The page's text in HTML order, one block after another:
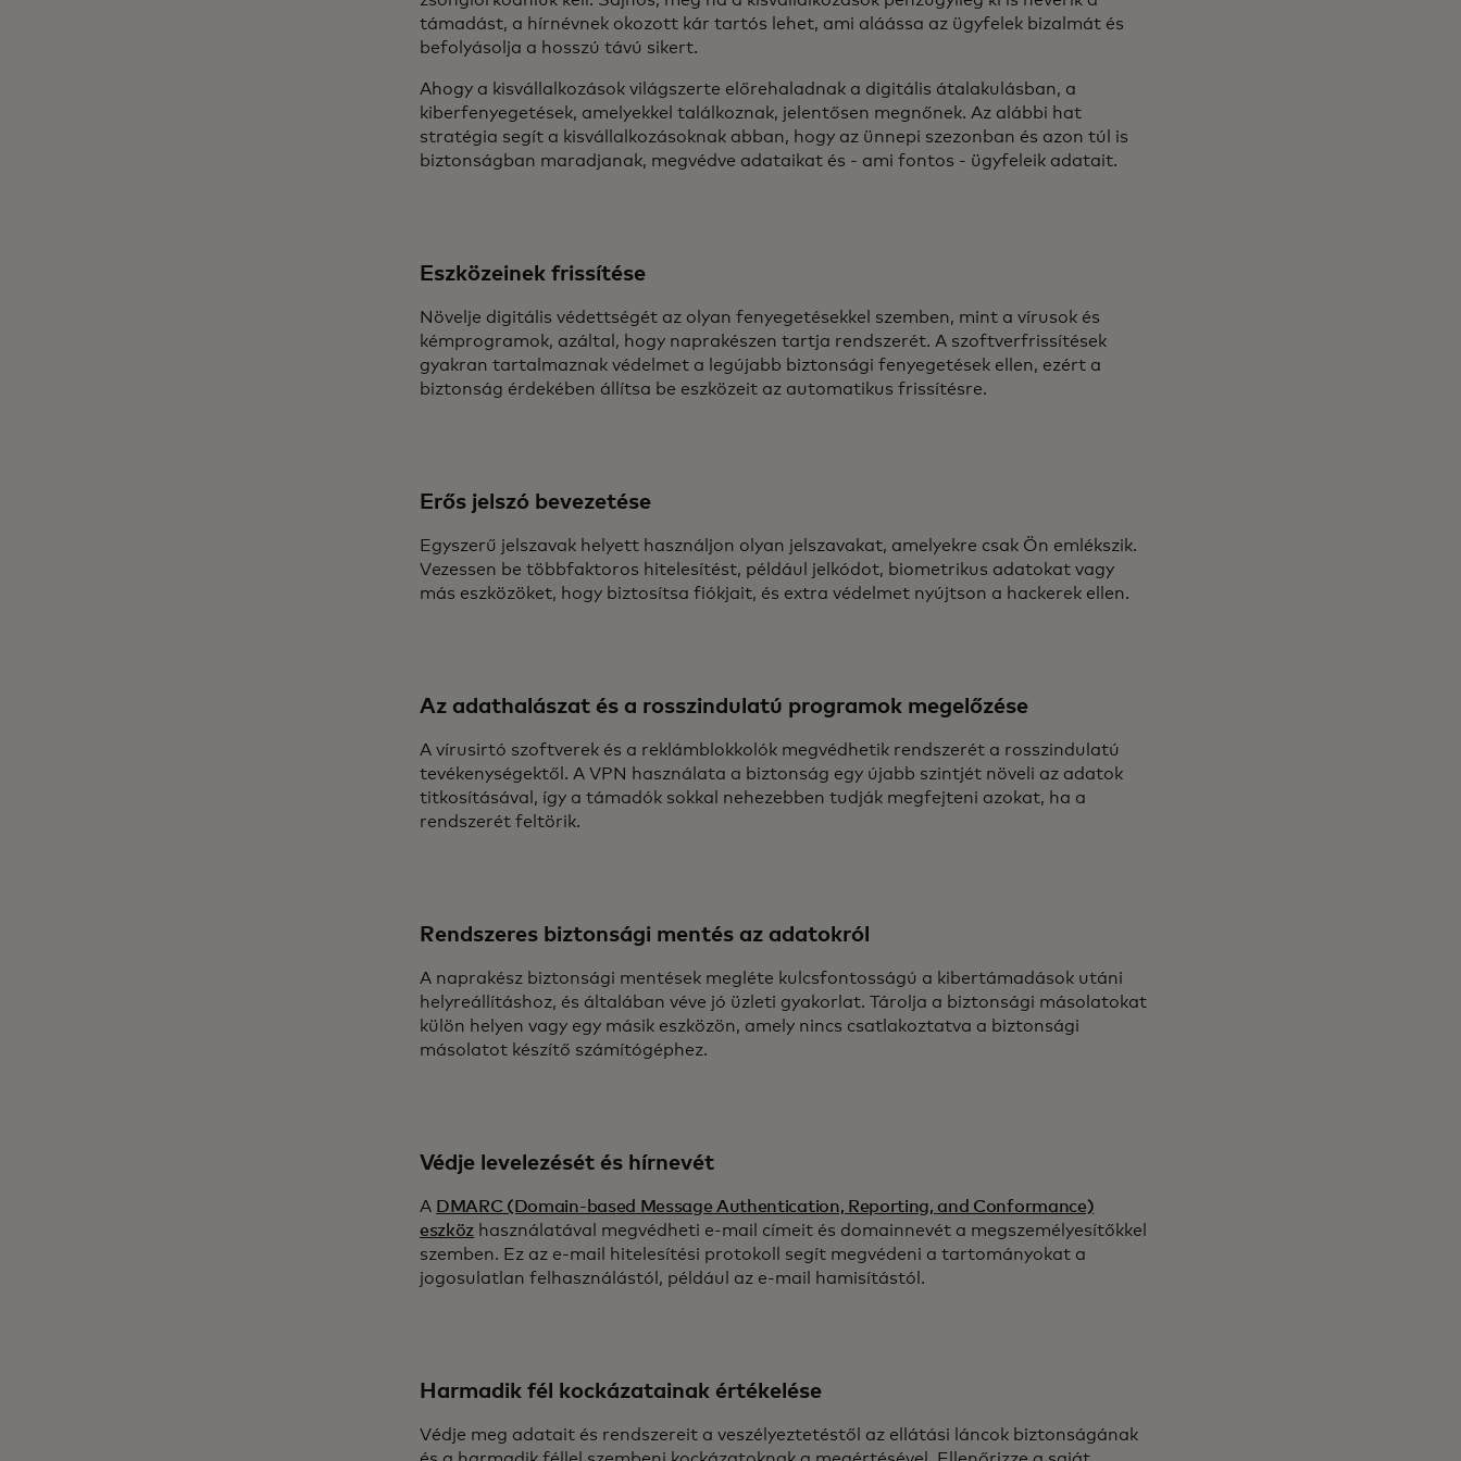
támadást, a hírnévnek okozott kár tartós lehet, ami aláássa az ügyfelek bizalmát és
befolyásolja a hosszú távú sikert.
Ahogy a kisvállalkozások világszerte előrehaladnak a digitális átalakulásban, a
kiberfenyegetések, amelyekkel találkoznak, jelentősen megnőnek. Az alábbi hat
stratégia segít a kisvállalkozásoknak abban, hogy az ünnepi szezonban és azon túl is
biztonságban maradjanak, megvédve adataikat és - ami fontos - ügyfeleik adatait.
Eszközeinek frissítése
Növelje digitális védettségét az olyan fenyegetésekkel szemben, mint a vírusok és
kémprogramok, azáltal, hogy naprakészen tartja rendszerét. A szoftverfrissítések
gyakran tartalmaznak védelmet a legújabb biztonsági fenyegetések ellen, ezért a
biztonság érdekében állítsa be eszközeit az automatikus frissítésre.
Erős jelszó bevezetése
Egyszerű jelszavak helyett használjon olyan jelszavakat, amelyekre csak Ön emlékszik.
Vezessen be többfaktoros hitelesítést, például jelkódot, biometrikus adatokat vagy
más eszközöket, hogy biztosítsa fiókjait, és extra védelmet nyújtson a hackerek ellen.
Az adathalászat és a rosszindulatú programok megelőzése
A vírusirtó szoftverek és a reklámblokkolók megvédhetik rendszerét a rosszindulatú
tevékenységektől. A VPN használata a biztonság egy újabb szintjét növeli az adatok
titkosításával, így a támadók sokkal nehezebben tudják megfejteni azokat, ha a
rendszerét feltörik.
Rendszeres biztonsági mentés az adatokról
A naprakész biztonsági mentések megléte kulcsfontosságú a kibertámadások utáni
helyreállításhoz, és általában véve jó üzleti gyakorlat. Tárolja a biztonsági másolatokat
külön helyen vagy egy másik eszközön, amely nincs csatlakoztatva a biztonsági
másolatot készítő számítógéphez.
Védje levelezését és hírnevét
A DMARC (Domain-based Message Authentication, Reporting, and Conformance)
eszköz használatával megvédheti e-mail címeit és domainnevét a megszemélyesítőkkel
szemben. Ez az e-mail hitelesítési protokoll segít megvédeni a tartományokat a
jogosulatlan felhasználástól, például az e-mail hamisítástól.
Harmadik fél kockázatainak értékelése
Védje meg adatait és rendszereit a veszélyeztetéstől az ellátási láncok biztonságának